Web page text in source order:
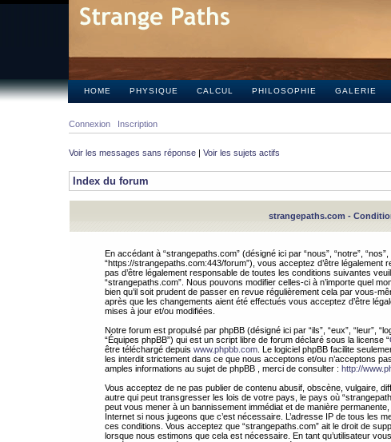
HOME PHYSIQUE CALCUL PHILOSOPHIE GALERIE
Connexion Inscription
Voir les messages sans réponse | Voir les sujets actifs
Index du forum
strangepaths.com -
En accédant à “strangepaths.com” (désigné ici par “nous”, “notre”, “nos”,
“https://strangepaths.com:443/forum”), vous acceptez d’être légalement
pas d’être légalement responsable de toutes les conditions suivantes
“strangepaths.com”. Nous pouvons modifier celles-ci à n’importe quel
bien qu’il soit prudent de passer en revue régulièrement cela par vous-
après que les changements aient été effectués vous acceptez d’être
mises à jour et/ou modifiées.
Notre forum est propulsé par phpBB (désigné ici par “ils”, “eux”, “leur”,
“Équipes phpBB”) qui est un script libre de forum déclaré sous la license “
être téléchargé depuis www.phpbb.com . Le logiciel phpBB facilite
les interdit strictement dans ce que nous acceptons et/ou n’acceptons
amples informations au sujet de phpBB , merci de consulter : http://
Vous acceptez de ne pas publier de contenu abusif, obscène, vulgaire,
autre qui peut transgresser les lois de votre pays, le pays où
peut vous mener à un bannissement immédiat et de manière
Internet si nous jugeons que c’est nécessaire. L’adresse IP de tous les
ces conditions. Vous acceptez que “strangepaths.com” ait le droit de
lorsque nous estimons que cela est nécessaire. En tant qu’utilisateur